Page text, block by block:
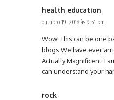
health education
outubro 19, 2018 às 9:51 pm
Wow! This can be one
blogs We have ever
Actually Magnificent. I
can understand your
rock